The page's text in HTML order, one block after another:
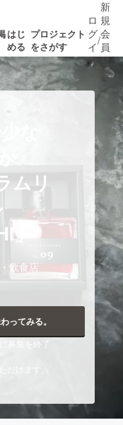
はじ
める
プロジェクト
をさがす
もうすぐ公開
されます
ゲーム・サ
書籍・雑誌
チャレンジ
コミュニティ
ロ
グ
イ
ン
/
新
規
会
員
登
録
な
ムリ
飲食店
ってみる。
募集を終了
だけます。